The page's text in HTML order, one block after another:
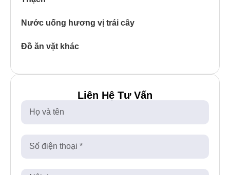
Nước uống hương vị trái cây
Đồ ăn vặt khác
Liên Hệ Tư Vấn